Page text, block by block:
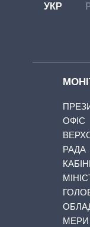
УКР
ОФІС
РАДА
МЕРИ